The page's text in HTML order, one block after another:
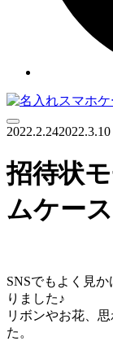
Menu
2022.2.242022.3.10
招待状
ムケー
SNSでもよく見
りました♪
リボンやお花、
た。